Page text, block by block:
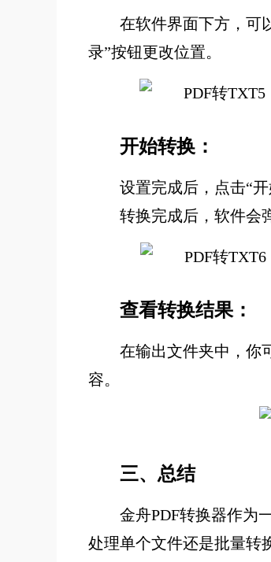
在软件界面下方，可
录”按钮更改位置。
开始转换：
设置完成后，点击“
转换完成后，软件会
查看转换结果：
在输出文件夹中，你
容。
三、总结
金舟PDF转换器作为
处理单个文件还是批量转